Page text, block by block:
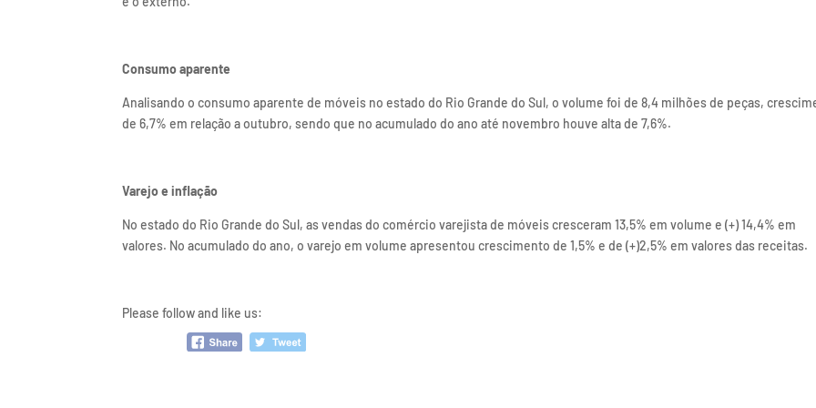
Consumo aparente
Analisando o consumo aparente de móveis no estado do Rio Grande do Sul, o volume foi de 8,4 milhões de peças,
de 6,7% em relação a outubro, sendo que no acumulado do ano até novembro houve alta de 7,6%.
Varejo e inflação
No estado do Rio Grande do Sul, as vendas do comércio varejista de móveis cresceram 13,5% em volume e (+) 14,4% em
valores. No acumulado do ano, o varejo em volume apresentou crescimento de 1,5% e de (+)2,5% em valores das receitas.
Please follow and like us: